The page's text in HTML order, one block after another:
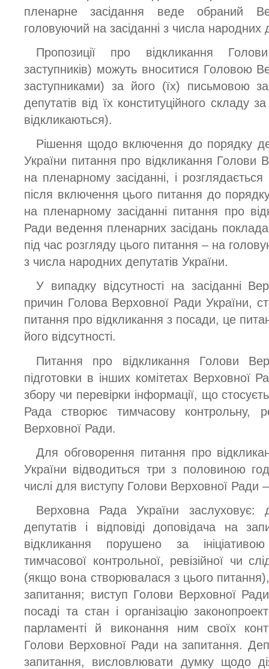
пленарне засідання веде обраний
головуючий на засіданні з числа народних
Пропозиції про відкликання
заступників) можуть вноситися Головою
заступниками) за його (їх) письмовою
депутатів від їх конституційного складу
відкликаються).
Рішення щодо включення до порядку
України питання про відкликання Голови
на пленарному засіданні, і
після включення цього питання до
на пленарному засіданні питання про
Ради ведення пленарних засідань
під час розгляду цього питання – на
з числа народних депутатів України.
У випадку відсутності на засіданні
причин Голова Верховної Ради України,
питання про відкликання з посади, це
його відсутності.
Питання про відкликання Голови
підготовки в інших комітетах Верховної
збору чи перевірки інформації, що
Рада створює тимчасову контрольну,
Верховної Ради.
Для обговорення питання про
України відводиться три з половиною
числі для виступу Голови Верховної Ради
Верховна Рада України заслуховує:
депутатів і відповіді доповідача на
відкликання порушено за ініціативою
тимчасової контрольної, ревізійної чи
(якщо вона створювалася з цього питання),
запитання; виступ Голови Верховної
посаді та стан і організацію
парламенті й виконання ним своїх
Голови Верховної Ради на запитання.
запитання, висловлювати думку щодо